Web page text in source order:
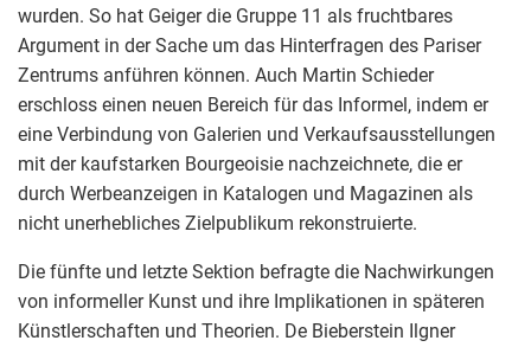
wurden. So hat Geiger die Gruppe 11 als fruchtbares
Argument in der Sache um das Hinterfragen des Pariser
Zentrums anführen können. Auch Martin Schieder
erschloss einen neuen Bereich für das Informel, indem er
eine Verbindung von Galerien und Verkaufsausstellungen
mit der kaufstarken Bourgeoisie nachzeichnete, die er
durch Werbeanzeigen in Katalogen und Magazinen als
nicht unerhebliches Zielpublikum rekonstruierte.
Die fünfte und letzte Sektion befragte die Nachwirkungen
von informeller Kunst und ihre Implikationen in späteren
Künstlerschaften und Theorien. De Bieberstein Ilgner